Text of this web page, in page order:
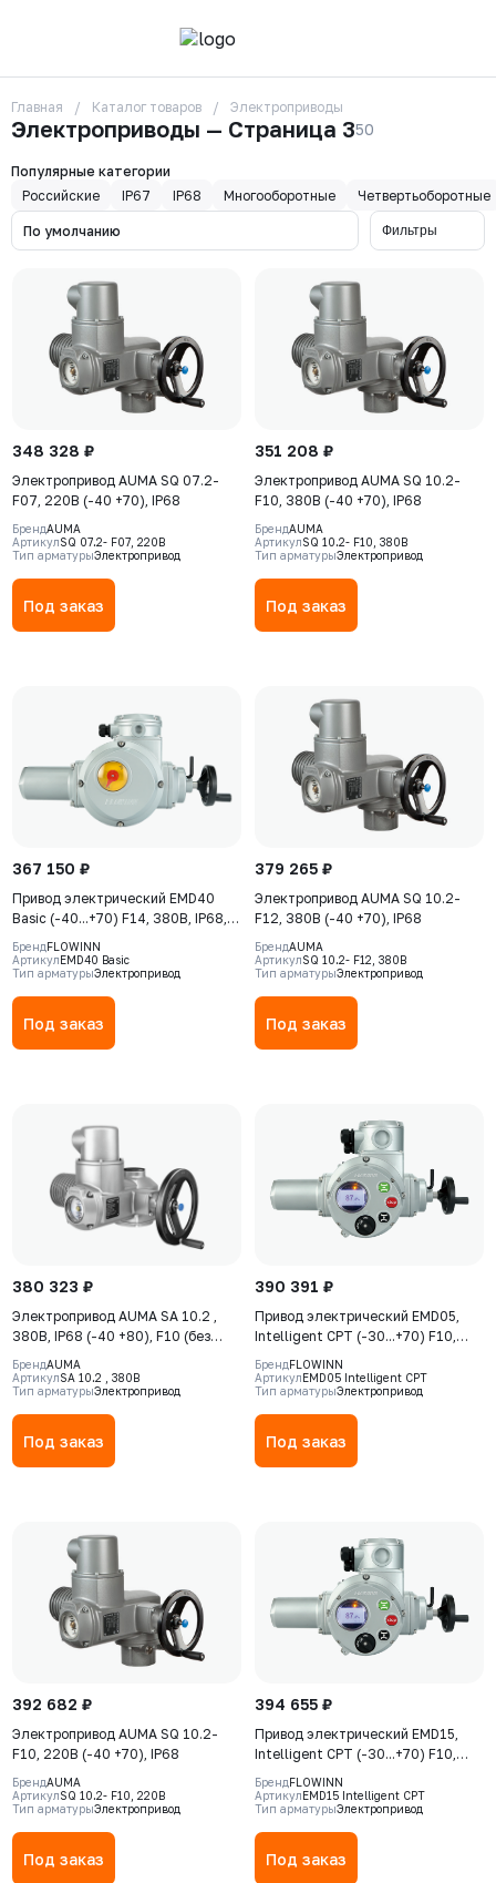
О компании
Контакты
Отзывы
Сотрудники
Вакансии
Доставка
Вопрос-ответ
Гарантии
Новости
Реквизиты
Заказать звонок Email для связи
Одинцово, Внуковская 9, пав. 31
Пункт выдачи заказов
Главная Каталог товаров Электроприводы
Электроприводы — Страница 350
Популярные категории
Российские
IP67 IP68 Многооборотные Четвертьоборотные
По умолчанию Фильтры
348 328 ₽
Электропривод AUMA SQ 07.2-
F07, 220В (-40 +70), IP68
БрендAUMA
АртикулSQ 07.2- F07, 220В
Тип арматурыЭлектропривод
Под заказ
351 208 ₽
Электропривод AUMA SQ 10.2-
F10, 380В (-40 +70), IP68
БрендAUMA
АртикулSQ 10.2- F10, 380В
Тип арматурыЭлектропривод
Под заказ
367 150 ₽
Привод электрический EMD40
Basic (-40...+70) F14, 380В, IP68,
S2-15min
БрендFLOWINN
АртикулEMD40 Basic
Тип арматурыЭлектропривод
Под заказ
379 265 ₽
Электропривод AUMA SQ 10.2-
F12, 380В (-40 +70), IP68
БрендAUMA
АртикулSQ 10.2- F12, 380В
Тип арматурыЭлектропривод
Под заказ
380 323 ₽
Электропривод AUMA SA 10.2 ,
380В, IP68 (-40 +80), F10 (без
указателя положения)
БрендAUMA
АртикулSA 10.2 , 380В
Тип арматурыЭлектропривод
Под заказ
390 391 ₽
Привод электрический EMD05,
Intelligent CPT (-30...+70) F10,
380В, IP68, S2-15min, датчик
положения 4-20 мA
БрендFLOWINN
АртикулEMD05 Intelligent CPT
Тип арматурыЭлектропривод
Под заказ
392 682 ₽
Электропривод AUMA SQ 10.2-
F10, 220В (-40 +70), IP68
БрендAUMA
АртикулSQ 10.2- F10, 220В
Тип арматурыЭлектропривод
Под заказ
394 655 ₽
Привод электрический EMD15,
Intelligent CPT (-30...+70) F10,
380В, IP68, S2-15min, датчик
положения 4-20 мA
БрендFLOWINN
АртикулEMD15 Intelligent CPT
Тип арматурыЭлектропривод
Под заказ